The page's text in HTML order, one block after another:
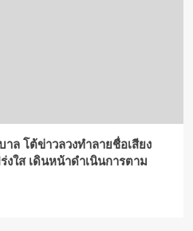
ล โต้ข่าวลวงทำลายชื่อเสียง
งใส เดินหน้าดำเนินการตาม